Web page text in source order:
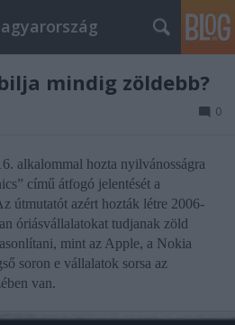
mindig zöldebb?
0
alkalommal hozta nyilvánosságra
című átfogó jelentését a
útmutatót azért hozták létre 2006-
óriásvállalatokat tudjanak zöld
mint az Apple, a Nokia
soron e vállalatok sorsa az
van.